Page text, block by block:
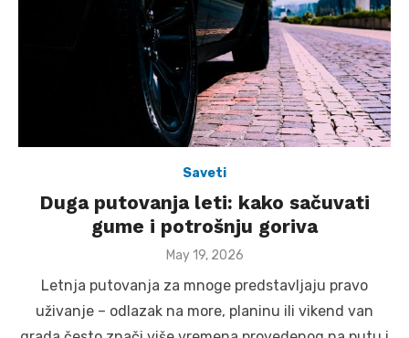
Saveti
Duga putovanja leti: kako sačuvati
gume i potrošnju goriva
Posted
May 19, 2026
Letnja putovanja za mnoge predstavljaju pravo
uživanje – odlazak na more, planinu ili vikend van